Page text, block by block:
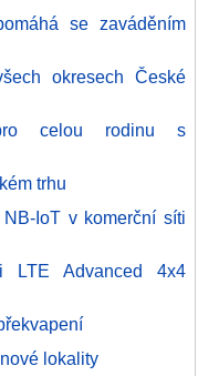
se zaváděním
okresech České
celou rodinu s
trhu
IoT v komerční síti
LTE Advanced 4x4
lokality